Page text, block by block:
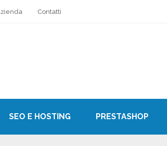
Contatti
SEO E HOSTING PRESTASHOP